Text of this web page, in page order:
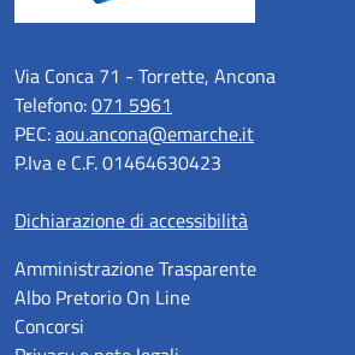
Via Conca 71 - Torrette, Ancona
Telefono:071 5961
PEC:aou.ancona@emarche.it
P.Iva e C.F. 01464630423
Dichiarazione di accessibilità
Amministrazione Trasparente
Albo Pretorio On Line
Concorsi